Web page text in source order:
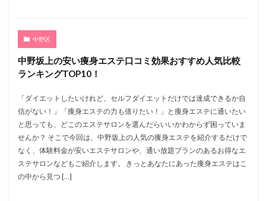
中野区
中野坂上の安い痩身エステ口コミ効果おすすめ人気比較
ランキングTOP10！
「ダイエットしたいけれど、セルフダイエットだけでは達成できるか自
信がない！」「痩身エステの力も借りたい！」と痩身エステに通いたい
と思っても、どこのエステサロンを選んだらいいかわからず困っていま
せんか？ そこで今回は、中野坂上の人気の痩身エステを紹介するだけで
なく、体験料金が安いエステサロンや、通い放題プランのあるお得なエ
ステサロンなどもご紹介します。 きっとあなたにあった痩身エステはこ
の中から見つ […]